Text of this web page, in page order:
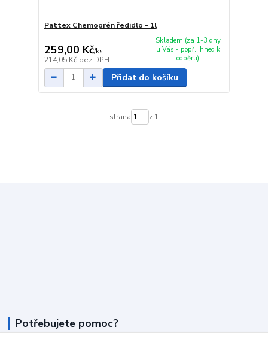
Pattex Chemoprén ředidlo - 1l
259,00 Kč/ks
214,05 Kč bez DPH
Skladem (za 1-3 dny
u Vás - popř. ihned k
odběru)
Přidat do košíku
strana z 1
Potřebujete pomoc?